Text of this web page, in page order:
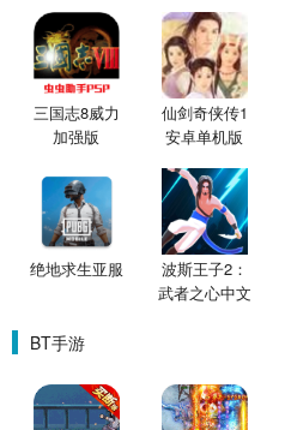
三国志8威力
加强版
仙剑奇侠传1
安卓单机版
绝地求生亚服
波斯王子2：
武者之心中文
BT手游